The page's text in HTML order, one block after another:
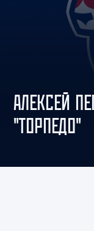
АЛЕКСЕЙ
"ТОРПЕДО"